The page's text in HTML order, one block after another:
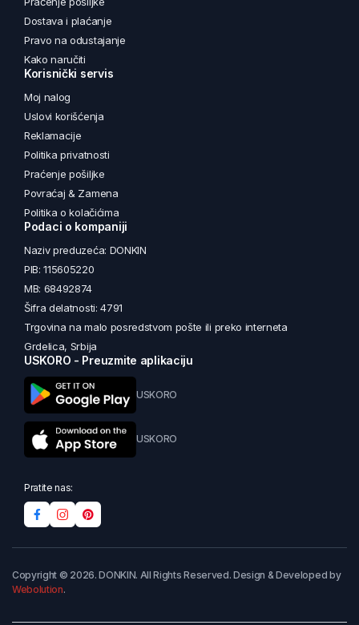
Dostava i plaćanje
Pravo na odustajanje
Kako naručiti
Korisnički servis
Moj nalog
Uslovi korišćenja
Reklamacije
Politika privatnosti
Praćenje pošiljke
Povraćaj & Zamena
Politika o kolačićima
Podaci o kompaniji
Naziv preduzeća: DONKIN
PIB: 115605220
MB: 68492874
Šifra delatnosti: 4791
Trgovina na malo posredstvom pošte ili preko interneta
Grdelica, Srbija
USKORO - Preuzmite aplikaciju
USKORO
USKORO
Pratite nas:
Copyright © 2026. DONKIN. All Rights Reserved. Design & Developed by
Webolution.